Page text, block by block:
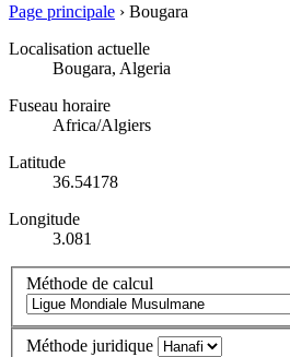
Page principale › Bougara
Localisation actuelle
Bougara, Algeria
Fuseau horaire
Africa/Algiers
Latitude
36.54178
Longitude
3.081
Méthode de calcul
Méthode juridique